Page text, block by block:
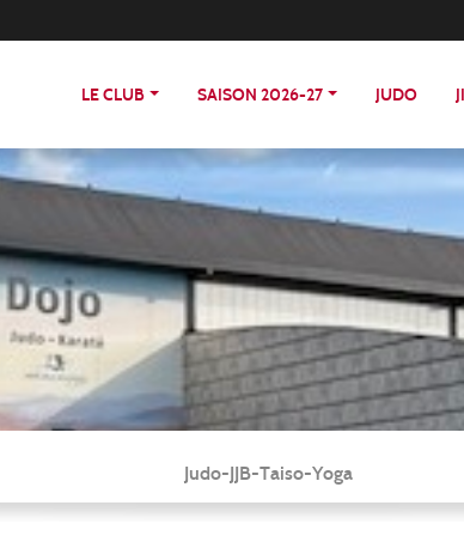
LE CLUB SAISON 2026-27 JUDO
Judo-JJB-Taiso-Yoga